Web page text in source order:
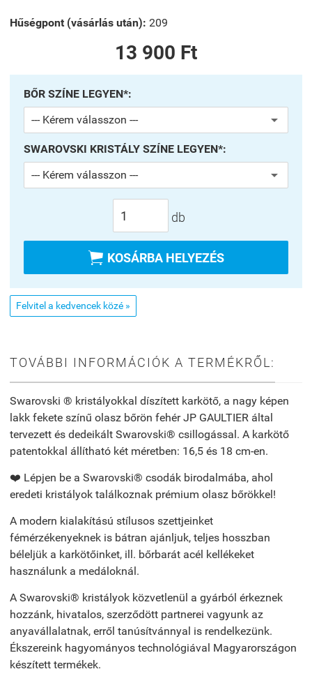
Hűségpont (vásárlás után): 209
13 900 Ft
BŐR SZÍNE LEGYEN*:
SWAROVSKI KRISTÁLY SZÍNE LEGYEN*:
db
 KOSÁRBA HELYEZÉS
Felvitel a kedvencek közé »
TOVÁBBI INFORMÁCIÓK A TERMÉKRŐL:
Swarovski ® kristályokkal díszített karkötő, a nagy képen
lakk fekete színű olasz bőrön fehér JP GAULTIER által
tervezett és dedeikált Swarovski® csillogással. A karkötő
patentokkal állítható két méretben: 16,5 és 18 cm-en.
❤️ Lépjen be a Swarovski® csodák birodalmába, ahol
eredeti kristályok találkoznak prémium olasz bőrökkel!
A modern kialakítású stílusos szettjeinket
fémérzékenyeknek is bátran ajánljuk, teljes hosszban
béleljük a karkötőinket, ill. bőrbarát acél kellékeket
használunk a medáloknál.
A Swarovski® kristályok közvetlenül a gyárból érkeznek
hozzánk, hivatalos, szerződött partnerei vagyunk az
anyavállalatnak, erről tanúsítvánnyal is rendelkezünk.
Ékszereink hagyományos technológiával Magyarországon
készített termékek.